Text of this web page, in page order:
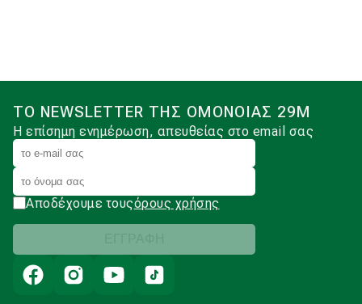
ΤΟ NEWSLETTER ΤΗΣ ΟΜΟΝΟΙΑΣ 29Μ
Η επίσημη ενημέρωση, απευθείας στο email σας
Αποδέχουμε τουςόρους χρήσης